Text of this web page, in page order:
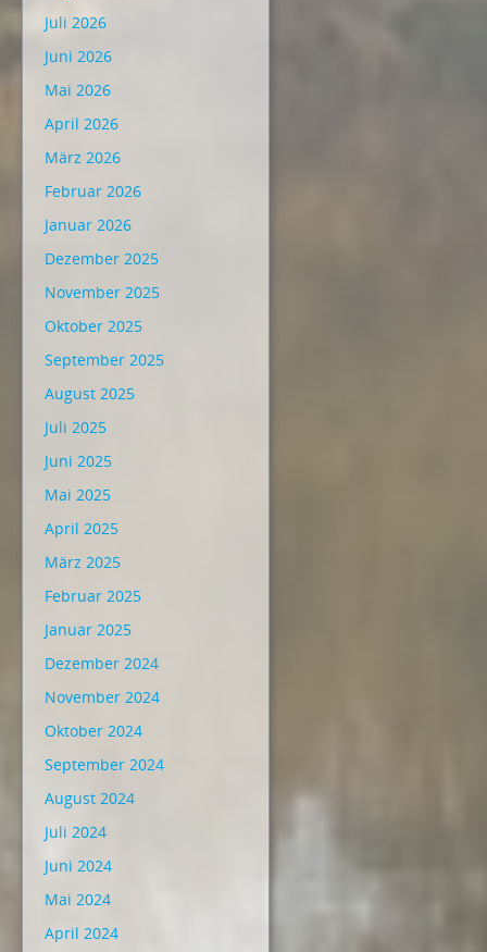
Juli 2026
Juni 2026
Mai 2026
April 2026
März 2026
Februar 2026
Januar 2026
Dezember 2025
November 2025
Oktober 2025
September 2025
August 2025
Juli 2025
Juni 2025
Mai 2025
April 2025
März 2025
Februar 2025
Januar 2025
Dezember 2024
November 2024
Oktober 2024
September 2024
August 2024
Juli 2024
Juni 2024
Mai 2024
April 2024